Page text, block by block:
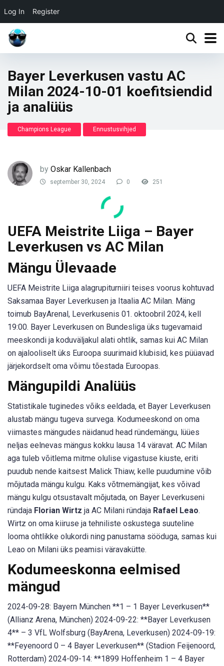
Log In Register
Bayer Leverkusen vastu AC
Milan 2024-10-01 koefitsiendid
ja analüüs
Champions League Ennustusvihjed
by Oskar Kallenbach
september 30, 2024 0 251
UEFA Meistrite Liiga – Bayer
Leverkusen vs AC Milan
Mängu Ülevaade
UEFA Meistrite Liiga alagrupiturniiri teises voorus kohtuvad
Saksamaa Bayer Leverkusen ja Itaalia AC Milan. Mäng
toimub BayArenal, Leverkusenis 01. oktoobril 2024, kell
19:00. Bayer Leverkusen on Bundesliga üks tugevamaid
meeskondi ja koduväljakul alati ohtlik, samas kui AC Milan
on ajalooliselt üks Euroopa suurimaid klubisid, kes püüavad
järjekordselt oma võimu tõestada Euroopas.
Mängupildi Analüüs
Statistikale tuginedes võiks eeldada, et Bayer Leverkusen
alustab mängu tugeva survega. Kodumeeskond on oma
viimastes mängudes näidanud head ründemängu, lüües
neljas eelnevas mängus kokku lausa 14 väravat. AC Milan
aga tuleb võitlema mitme olulise vigastuse kiuste, eriti
puudub nende kaitsest Malick Thiaw, kelle puudumine võib
mõjutada mängu kulgu. Kaks võtmemängijat, kes võivad
mängu kulgu otsustavalt mõjutada, on Bayer Leverkuseni
ründaja Florian Wirtz ja AC Milani ründaja Rafael Leao.
Wirtz on oma kiiruse ja tehniliste oskustega suuteline
looma ohtlikke olukordi ning panustama sööduga, samas kui
Leao on Milani üks peamisi väravakütte.
Kodumeeskonna eelmised
mängud
2024-09-28: Bayern München **1 – 1 Bayer Leverkusen**
(Allianz Arena, München) 2024-09-22: **Bayer Leverkusen
4** – 3 VfL Wolfsburg (BayArena, Leverkusen) 2024-09-19:
**Feyenoord 0 – 4 Bayer Leverkusen** (Stadion Feijenoord,
Rotterdam) 2024-09-14: **1899 Hoffenheim 1 – 4 Bayer